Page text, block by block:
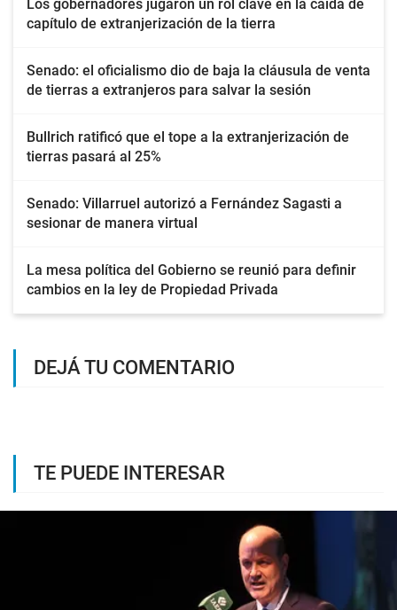
Los gobernadores jugaron un rol clave en la caída de
capítulo de extranjerización de la tierra
Senado: el oficialismo dio de baja la cláusula de venta
de tierras a extranjeros para salvar la sesión
Bullrich ratificó que el tope a la extranjerización de
tierras pasará al 25%
Senado: Villarruel autorizó a Fernández Sagasti a
sesionar de manera virtual
La mesa política del Gobierno se reunió para definir
cambios en la ley de Propiedad Privada
DEJÁ TU COMENTARIO
TE PUEDE INTERESAR